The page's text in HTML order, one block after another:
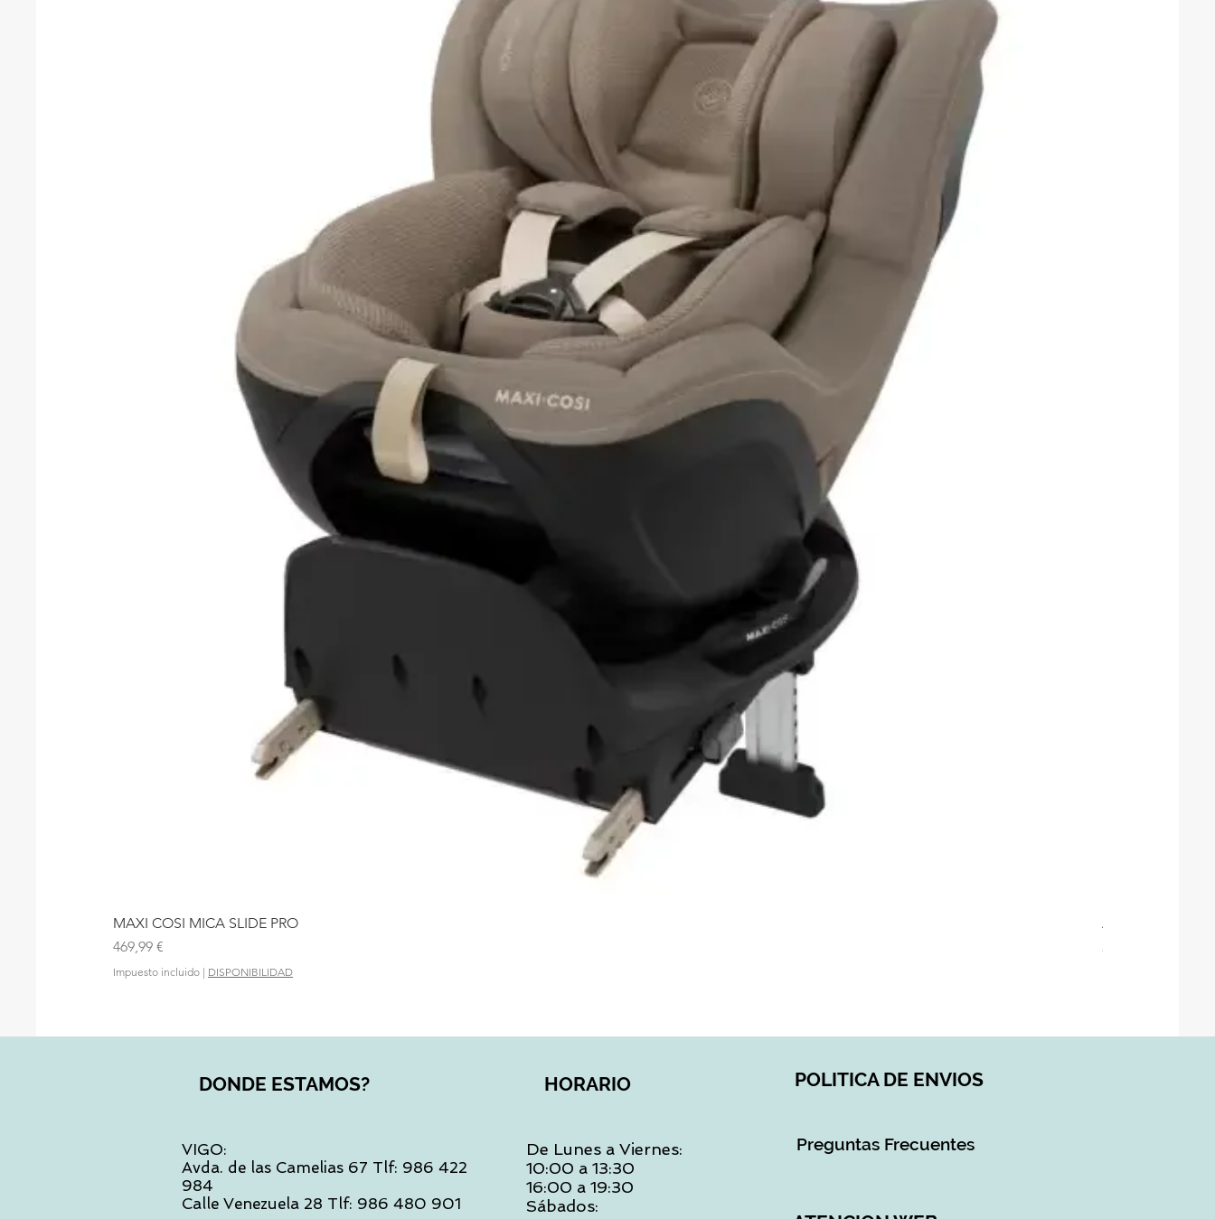
MAXI COSI MICA SLIDE PRO
Precio
469,99 €
Impuesto incluido | DISPONIBILIDAD
ASIENTO BAÑO
28,90 €
DONDE ESTAMOS?
VIGO:
Avda. de las Camelias 67 Tlf: 986 422
984
Calle Venezuela 28 Tlf: 986 480 901
HORARIO POLITICA DE ENVIOS
De Lunes a Viernes:
10:00 a 13:30
16:00 a 19:30
Sábados:
Preguntas Frecuentes